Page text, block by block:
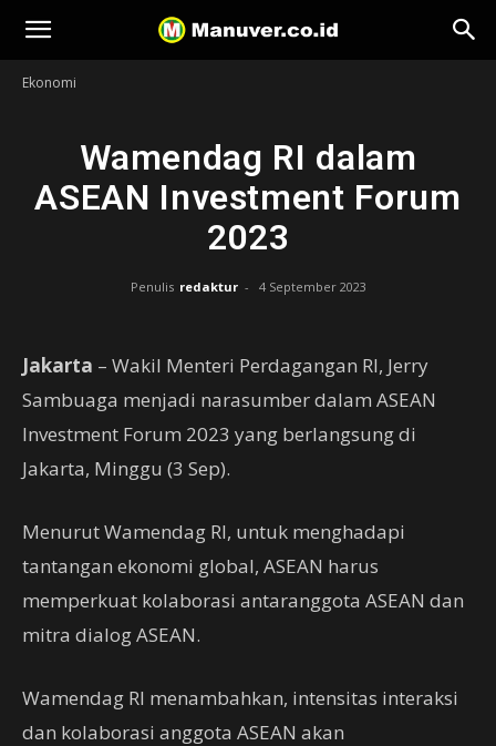
Manuver
Ekonomi
Wamendag RI dalam
ASEAN Investment Forum
2023
Penulis redaktur - 4 September 2023
Jakarta – Wakil Menteri Perdagangan RI, Jerry
Sambuaga menjadi narasumber dalam ASEAN
Investment Forum 2023 yang berlangsung di
Jakarta, Minggu (3 Sep).
Menurut Wamendag RI, untuk menghadapi
tantangan ekonomi global, ASEAN harus
memperkuat kolaborasi antaranggota ASEAN dan
mitra dialog ASEAN.
Wamendag RI menambahkan, intensitas interaksi
dan kolaborasi anggota ASEAN akan